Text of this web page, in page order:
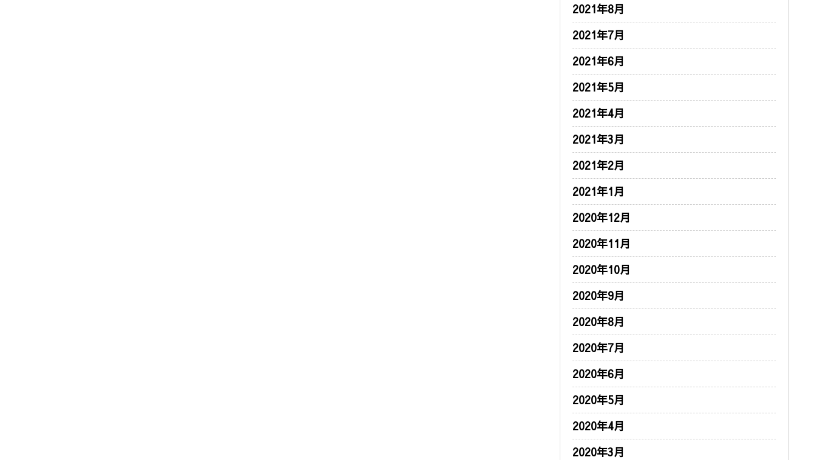
2021年8月
2021年7月
2021年6月
2021年5月
2021年4月
2021年3月
2021年2月
2021年1月
2020年12月
2020年11月
2020年10月
2020年9月
2020年8月
2020年7月
2020年6月
2020年5月
2020年4月
2020年3月